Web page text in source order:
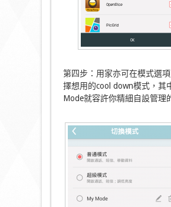
第四步：用家亦可在模式選
擇想用的cool down模式，其
Mode就容許你精細自設管理